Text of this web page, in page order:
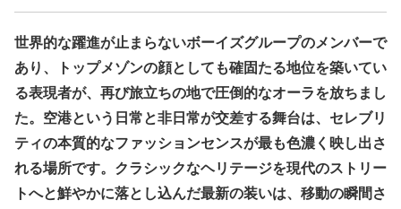
世界的な躍進が止まらないボーイズグループのメンバーで
あり、トップメゾンの顔としても確固たる地位を築いてい
る表現者が、再び旅立ちの地で圧倒的なオーラを放ちまし
た。空港という日常と非日常が交差する舞台は、セレブリ
ティの本質的なファッションセンスが最も色濃く映し出さ
れる場所です。クラシックなヘリテージを現代のストリー
トへと鮮やかに落とし込んだ最新の装いは、移動の瞬間さ